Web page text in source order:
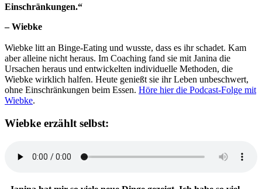
Einschränkungen.“
– Wiebke
Wiebke litt an Binge-Eating und wusste, dass es ihr schadet. Kam
aber alleine nicht heraus. Im Coaching fand sie mit Janina die
Ursachen heraus und entwickelten individuelle Methoden, die
Wiebke wirklich halfen. Heute genießt sie ihr Leben unbeschwert,
ohne Einschränkungen beim Essen. Höre hier die Podcast-Folge mit
Wiebke.
Wiebke erzählt selbst: